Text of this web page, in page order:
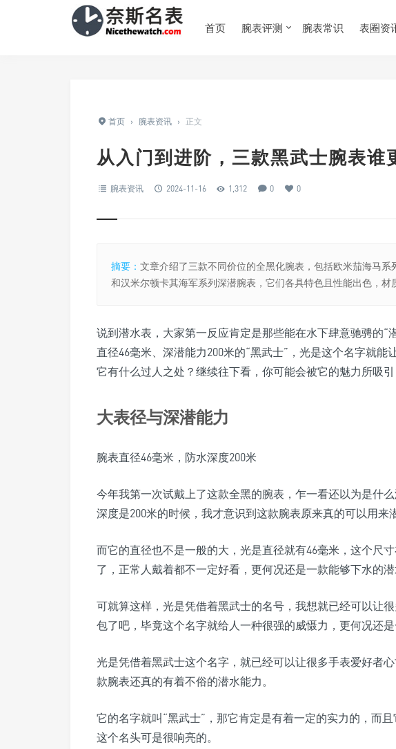
首页 腕表评测 腕表常识 表圈资
首页 › 腕表资讯 › 正文
从入门到进阶，三款黑武士腕表谁
腕表资讯 2024-11-16 1,312 0 0
摘要： 文章介绍了三款不同价位的全黑化腕表，包括欧米茄海马
和汉米尔顿卡其海军系列深潜腕表，它们各具特色且性能出色，材
说到潜水表，大家第一反应肯定是那些能在水下肆意驰骋的“
直径46毫米、深潜能力200米的“黑武士”，光是这个名字就能
它有什么过人之处？继续往下看，你可能会被它的魅力所吸引
大表径与深潜能力
腕表直径46毫米，防水深度200米
今年我第一次试戴上了这款全黑的腕表，乍一看还以为是什
深度是200米的时候，我才意识到这款腕表原来真的可以用来
而它的直径也不是一般的大，光是直径就有46毫米，这个尺
了，正常人戴着都不一定好看，更何况还是一款能够下水的潜
可就算这样，光是凭借着黑武士的名号，我想就已经可以让
包了吧，毕竟这个名字就给人一种很强的威慑力，更何况还是
光是凭借着黑武士这个名字，就已经可以让很多手表爱好者
款腕表还真的有着不俗的潜水能力。
它的名字就叫“黑武士”，那它肯定是有着一定的实力的，而
这个名头可是很响亮的。